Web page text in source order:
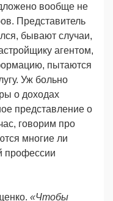
вообще не
Представитель
бывают случаи,
агентом,
пытаются
Уж больно
о доходах
представление о
говорим про
многие ли
профессии
«Чтобы